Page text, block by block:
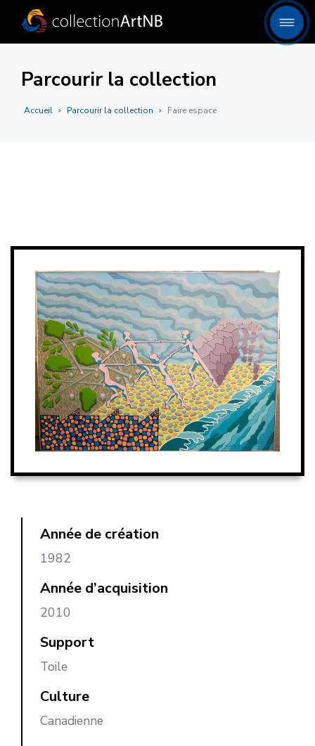
Parcourir la collection
Accueil Parcourir la collection Faire espace
Année de création
1982
Année d’acquisition
2010
Support
Toile
Culture
Canadienne